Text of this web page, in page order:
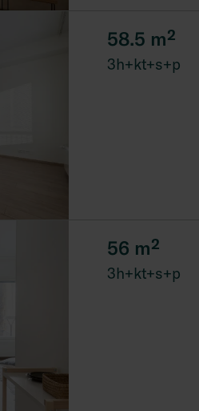
58.5 m²
3h+kt+s+p
56 m²
3h+kt+s+p